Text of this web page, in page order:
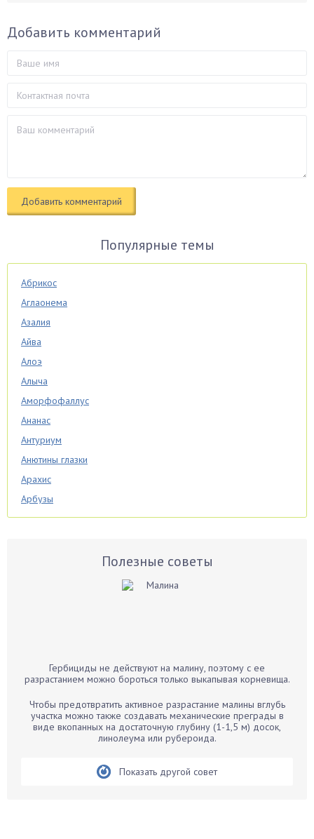
Добавить комментарий
Популярные темы
Абрикос
Аглаонема
Азалия
Айва
Алоэ
Алыча
Аморфофаллус
Ананас
Антуриум
Анютины глазки
Арахис
Арбузы
Аспарагус
Бархатцы
Белые грибы
Бирючина
Полезные советы
Гербициды не действуют на малину, поэтому с ее
разрастанием можно бороться только выкапывая корневища.
Чтобы предотвратить активное разрастание малины вглубь
участка можно также создавать механические преграды в
виде вкопанных на достаточную глубину (1-1,5 м) досок,
линолеума или рубероида.
Показать другой совет